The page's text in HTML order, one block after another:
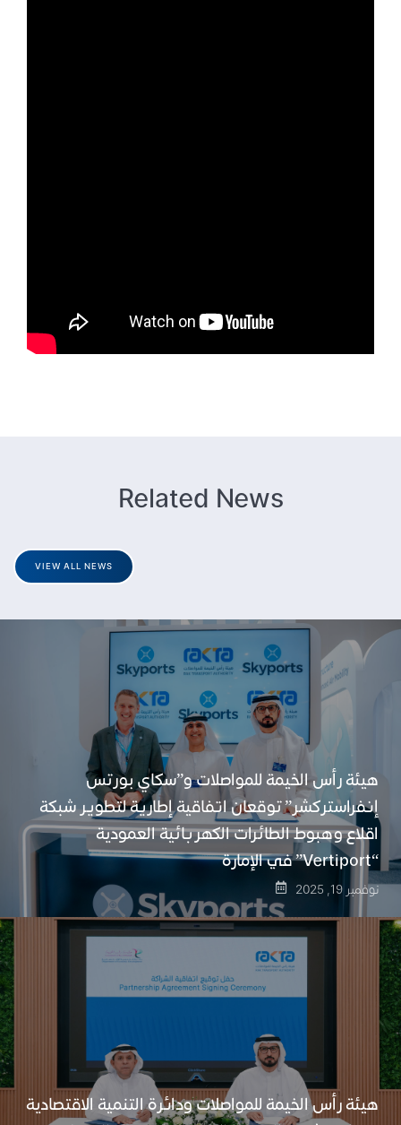
Related News
VIEW ALL NEWS
هيئة رأس الخيمة للمواصلات و”سكاي بورتس
إنفراستركشر” توقعان اتفاقية إطارية لتطوير شبكة
اقلاع وهبوط الطائرات الكهربائية العمودية
“Vertiport” في الإمارة
نوفمبر 19, 2025
هيئة رأس الخيمة للمواصلات ودائرة التنمية الاقتصادية